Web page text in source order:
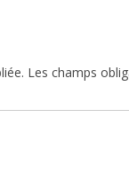
Les champs